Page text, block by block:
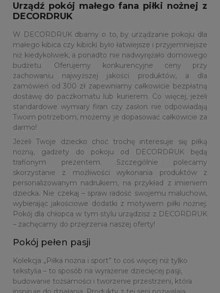
Urządź pokój małego fana piłki nożnej z
DECORDRUK
W DECORDRUK dbamy o to, by urządzanie pokoju dla
małego kibica czy kibicki było łatwiejsze i przyjemniejsze
niż kiedykolwiek, a ponadto nie nadwyrężało domowego
budżetu. Oferujemy konkurencyjne ceny przy
zachowaniu najwyższej jakości produktów, a dla
zamówień od 300 zł zapewniamy całkowicie bezpłatną
dostawę do paczkomatu lub kurierem. Co więcej, jeżeli
standardowe wymiary firan czy zasłon nie odpowiadają
Twoim potrzebom, możemy je dopasować całkowicie za
darmo!
Jeżeli Twoje dziecko choć trochę interesuje się piłką
nożną, gadżety do pokoju od DECORDRUK będą
trafionym prezentem. Szczególnie polecamy
skorzystanie z możliwości wykonania produktów z
personalizowanym nadrukiem, na przykład z imieniem
dziecka. Nie czekaj – spraw radość swojemu maluchowi,
wybierając jakościowe dodatki z motywem piłki nożnej.
Pokój dla chłopca w tym stylu urządzisz z DECORDRUK
– zachęcamy do przejrzenia naszej oferty!
Pokój pełen pasji
Kolekcja „Piłka nożna i sport” to coś więcej niż tylko
tekstylia – to sposób na wyrażenie dziecięcej pasji,
budowanie tożsamości i tworzenie przestrzeni, która